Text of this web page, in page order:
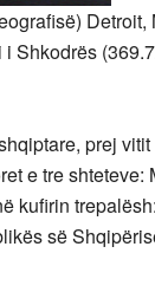
Detroit,
Shkodrës
prej
e tre shteteve:
kufirin
së